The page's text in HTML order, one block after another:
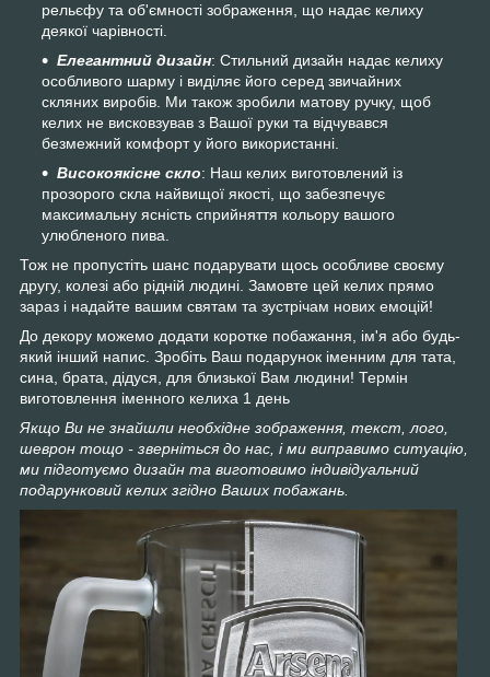
рельєфу та об'ємності зображення, що надає келиху
деякої чарівності.
Елегантний дизайн: Стильний дизайн надає келиху
особливого шарму і виділяє його серед звичайних
скляних виробів. Ми також зробили матову ручку, щоб
келих не висковзував з Вашої руки та відчувався
безмежний комфорт у його використанні.
Високоякісне скло: Наш келих виготовлений із
прозорого скла найвищої якості, що забезпечує
максимальну ясність сприйняття кольору вашого
улюбленого пива.
Тож не пропустіть шанс подарувати щось особливе своєму
другу, колезі або рідній людині. Замовте цей келих прямо
зараз і надайте вашим святам та зустрічам нових емоцій!
До декору можемо додати коротке побажання, ім'я або будь-
який інший напис. Зробіть Ваш подарунок іменним для тата,
сина, брата, дідуся, для близької Вам людини! Термін
виготовлення іменного келиха 1 день
Якщо Ви не знайшли необхідне зображення, текст, лого,
шеврон тощо - зверніться до нас, і ми виправимо ситуацію,
ми підготуємо дизайн та виготовимо індивідуальний
подарунковий келих згідно Ваших побажань.